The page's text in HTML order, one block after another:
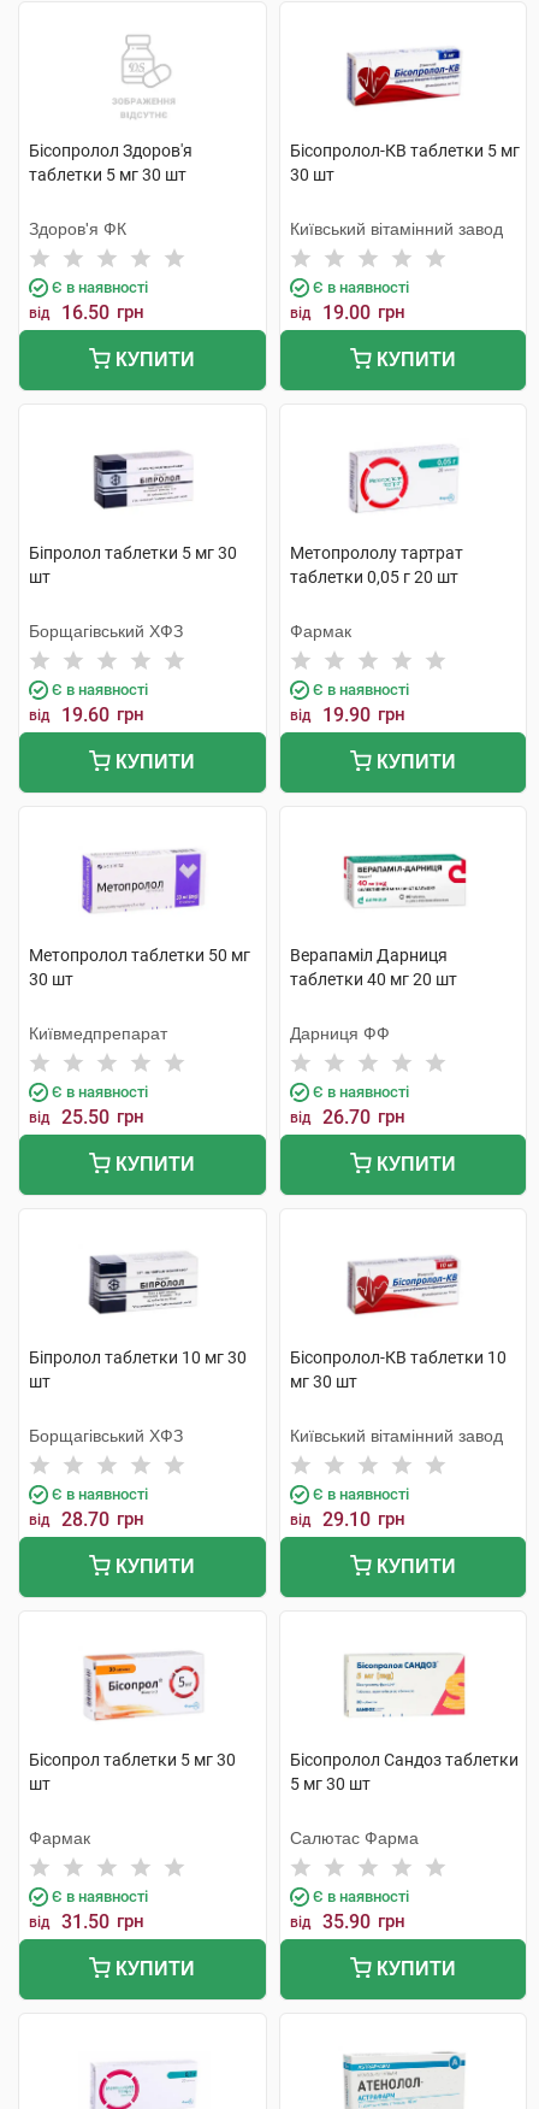
Бісопролол Здоров'я
таблетки 5 мг 30 шт
Здоров'я ФК
Є в наявності
від 16.50 грн
КУПИТИ
Бісопролол-КВ таблетки 5 мг
30 шт
Київський вітамінний завод
Є в наявності
від 19.00 грн
КУПИТИ
Біпролол таблетки 5 мг 30
шт
Борщагівський ХФЗ
Є в наявності
від 19.60 грн
КУПИТИ
Метопрололу тартрат
таблетки 0,05 г 20 шт
Фармак
Є в наявності
від 19.90 грн
КУПИТИ
Метопролол таблетки 50 мг
30 шт
Київмедпрепарат
Є в наявності
від 25.50 грн
КУПИТИ
Верапаміл Дарниця
таблетки 40 мг 20 шт
Дарниця ФФ
Є в наявності
від 26.70 грн
КУПИТИ
Біпролол таблетки 10 мг 30
шт
Борщагівський ХФЗ
Є в наявності
від 28.70 грн
КУПИТИ
Бісопролол-КВ таблетки 10
мг 30 шт
Київський вітамінний завод
Є в наявності
від 29.10 грн
КУПИТИ
Бісопрол таблетки 5 мг 30
шт
Фармак
Є в наявності
від 31.50 грн
КУПИТИ
Бісопролол Сандоз таблетки
5 мг 30 шт
Салютас Фарма
Є в наявності
від 35.90 грн
КУПИТИ